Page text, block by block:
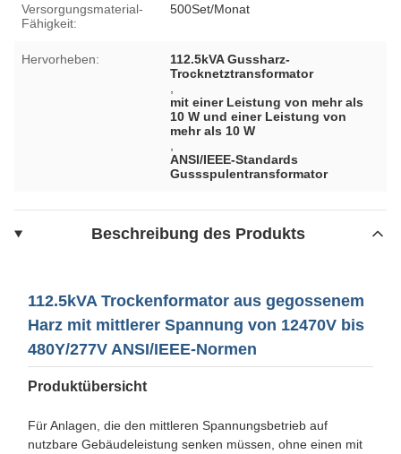
Versorgungsmaterial-
Fähigkeit:
500Set/Monat
Hervorheben:
112.5kVA Gussharz-
Trocknetztransformator
mit einer Leistung von mehr als
10 W und einer Leistung von
mehr als 10 W
ANSI/IEEE-Standards
Gussspulentransformator
Beschreibung des Produkts
112.5kVA Trockenformator aus gegossenem
Harz mit mittlerer Spannung von 12470V bis
480Y/277V ANSI/IEEE-Normen
Produktübersicht
Für Anlagen, die den mittleren Spannungsbetrieb auf
nutzbare Gebäudeleistung senken müssen, ohne einen mit